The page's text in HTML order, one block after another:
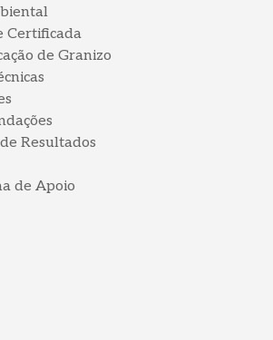
Certificada
de Granizo
Resultados
de Apoio